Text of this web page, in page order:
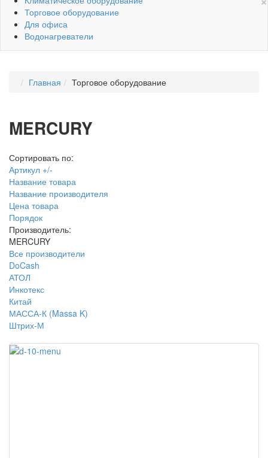
Торговое оборудование
Для офиса
Водонагреватели
Главная Торговое оборудование
MERCURY
Сортировать по:
Артикул +/-
Название товара
Название производителя
Цена товара
Порядок
Производитель:
MERCURY
Все производители
DoCash
АТОЛ
Инкотекс
Китай
МАССА-К (Massa K)
Штрих-М